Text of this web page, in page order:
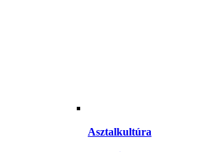
Asztalkultúra